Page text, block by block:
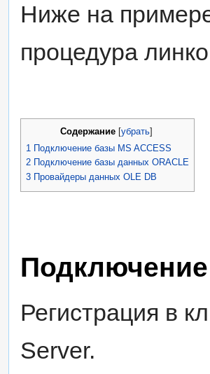
Ниже на
процедура
Содержание[ убрать]
1 Подключение базы MS ACCESS
2 Подключение базы данных ORACLE
3 Провайдеры данных OLE DB
Подключение
Регистрация в
Server.